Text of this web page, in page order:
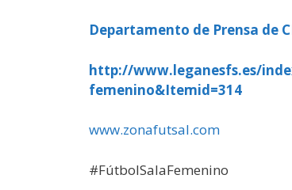
Departamento de Prensa de
http://www.leganesfs.es/
femenino&Itemid=314
www.zonafutsal.com
#FútbolSalaFemenino